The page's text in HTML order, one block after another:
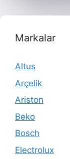
Markalar
Altus
Arçelik
Ariston
Beko
Bosch
Electrolux